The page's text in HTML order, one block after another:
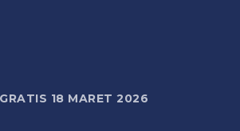
18 MARET 2026